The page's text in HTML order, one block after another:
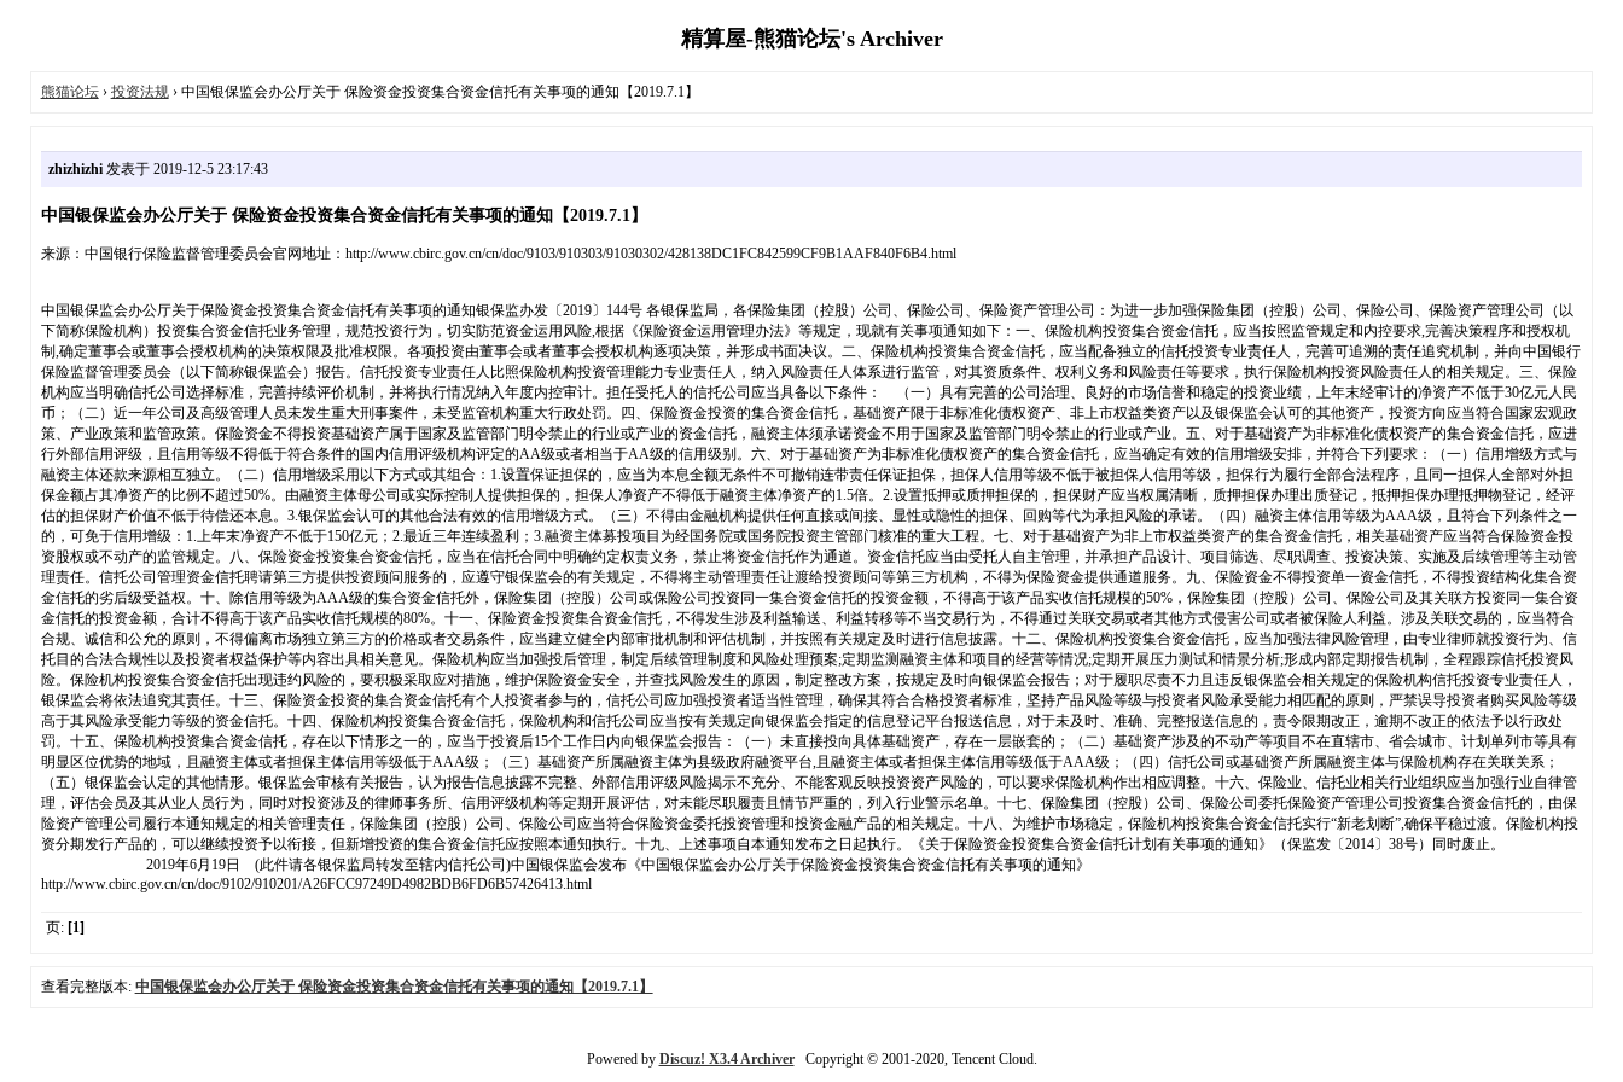
精算屋-熊猫论坛's Archiver
熊猫论坛› 投资法规› 中国银保监会办公厅关于 保险资金投资集合资金信托有关事项的通知【2019.7.1】
zhizhizhi发表于 2019-12-5 23:17:43
中国银保监会办公厅关于 保险资金投资集合资金信托有关事项的通知【2019.7.1】
来源：中国银行保险监督管理委员会官网地址：http://www.cbirc.gov.cn/cn/doc/9103/910303/91030302/428138DC1FC842599CF9B1AAF840F6B4.html
中国银保监会办公厅关于保险资金投资集合资金信托有关事项的通知银保监办发〔2019〕144号 各银保监局，各保险集团（控股）公司、保险公司、保险资产管理公司：为进一步加强保险集团（控股）公司、保险公司、保险资产管理公司（以
下简称保险机构）投资集合资金信托业务管理，规范投资行为，切实防范资金运用风险,根据《保险资金运用管理办法》等规定，现就有关事项通知如下：一、保险机构投资集合资金信托，应当按照监管规定和内控要求,完善决策程序和授权机
制,确定董事会或董事会授权机构的决策权限及批准权限。各项投资由董事会或者董事会授权机构逐项决策，并形成书面决议。二、保险机构投资集合资金信托，应当配备独立的信托投资专业责任人，完善可追溯的责任追究机制，并向中国银行
保险监督管理委员会（以下简称银保监会）报告。信托投资专业责任人比照保险机构投资管理能力专业责任人，纳入风险责任人体系进行监管，对其资质条件、权利义务和风险责任等要求，执行保险机构投资风险责任人的相关规定。三、保险
机构应当明确信托公司选择标准，完善持续评价机制，并将执行情况纳入年度内控审计。担任受托人的信托公司应当具备以下条件： （一）具有完善的公司治理、良好的市场信誉和稳定的投资业绩，上年末经审计的净资产不低于30亿元人民
币；（二）近一年公司及高级管理人员未发生重大刑事案件，未受监管机构重大行政处罚。四、保险资金投资的集合资金信托，基础资产限于非标准化债权资产、非上市权益类资产以及银保监会认可的其他资产，投资方向应当符合国家宏观政
策、产业政策和监管政策。保险资金不得投资基础资产属于国家及监管部门明令禁止的行业或产业的资金信托，融资主体须承诺资金不用于国家及监管部门明令禁止的行业或产业。五、对于基础资产为非标准化债权资产的集合资金信托，应进
行外部信用评级，且信用等级不得低于符合条件的国内信用评级机构评定的AA级或者相当于AA级的信用级别。六、对于基础资产为非标准化债权资产的集合资金信托，应当确定有效的信用增级安排，并符合下列要求：（一）信用增级方式与
融资主体还款来源相互独立。（二）信用增级采用以下方式或其组合：1.设置保证担保的，应当为本息全额无条件不可撤销连带责任保证担保，担保人信用等级不低于被担保人信用等级，担保行为履行全部合法程序，且同一担保人全部对外担
保金额占其净资产的比例不超过50%。由融资主体母公司或实际控制人提供担保的，担保人净资产不得低于融资主体净资产的1.5倍。2.设置抵押或质押担保的，担保财产应当权属清晰，质押担保办理出质登记，抵押担保办理抵押物登记，经评
估的担保财产价值不低于待偿还本息。3.银保监会认可的其他合法有效的信用增级方式。（三）不得由金融机构提供任何直接或间接、显性或隐性的担保、回购等代为承担风险的承诺。（四）融资主体信用等级为AAA级，且符合下列条件之一
的，可免于信用增级：1.上年末净资产不低于150亿元；2.最近三年连续盈利；3.融资主体募投项目为经国务院或国务院投资主管部门核准的重大工程。七、对于基础资产为非上市权益类资产的集合资金信托，相关基础资产应当符合保险资金投
资股权或不动产的监管规定。八、保险资金投资集合资金信托，应当在信托合同中明确约定权责义务，禁止将资金信托作为通道。资金信托应当由受托人自主管理，并承担产品设计、项目筛选、尽职调查、投资决策、实施及后续管理等主动管
理责任。信托公司管理资金信托聘请第三方提供投资顾问服务的，应遵守银保监会的有关规定，不得将主动管理责任让渡给投资顾问等第三方机构，不得为保险资金提供通道服务。九、保险资金不得投资单一资金信托，不得投资结构化集合资
金信托的劣后级受益权。十、除信用等级为AAA级的集合资金信托外，保险集团（控股）公司或保险公司投资同一集合资金信托的投资金额，不得高于该产品实收信托规模的50%，保险集团（控股）公司、保险公司及其关联方投资同一集合资
金信托的投资金额，合计不得高于该产品实收信托规模的80%。十一、保险资金投资集合资金信托，不得发生涉及利益输送、利益转移等不当交易行为，不得通过关联交易或者其他方式侵害公司或者被保险人利益。涉及关联交易的，应当符合
合规、诚信和公允的原则，不得偏离市场独立第三方的价格或者交易条件，应当建立健全内部审批机制和评估机制，并按照有关规定及时进行信息披露。十二、保险机构投资集合资金信托，应当加强法律风险管理，由专业律师就投资行为、信
托目的合法合规性以及投资者权益保护等内容出具相关意见。保险机构应当加强投后管理，制定后续管理制度和风险处理预案;定期监测融资主体和项目的经营等情况;定期开展压力测试和情景分析;形成内部定期报告机制，全程跟踪信托投资风
险。保险机构投资集合资金信托出现违约风险的，要积极采取应对措施，维护保险资金安全，并查找风险发生的原因，制定整改方案，按规定及时向银保监会报告；对于履职尽责不力且违反银保监会相关规定的保险机构信托投资专业责任人，
银保监会将依法追究其责任。十三、保险资金投资的集合资金信托有个人投资者参与的，信托公司应加强投资者适当性管理，确保其符合合格投资者标准，坚持产品风险等级与投资者风险承受能力相匹配的原则，严禁误导投资者购买风险等级
高于其风险承受能力等级的资金信托。十四、保险机构投资集合资金信托，保险机构和信托公司应当按有关规定向银保监会指定的信息登记平台报送信息，对于未及时、准确、完整报送信息的，责令限期改正，逾期不改正的依法予以行政处
罚。十五、保险机构投资集合资金信托，存在以下情形之一的，应当于投资后15个工作日内向银保监会报告：（一）未直接投向具体基础资产，存在一层嵌套的；（二）基础资产涉及的不动产等项目不在直辖市、省会城市、计划单列市等具有
明显区位优势的地域，且融资主体或者担保主体信用等级低于AAA级；（三）基础资产所属融资主体为县级政府融资平台,且融资主体或者担保主体信用等级低于AAA级；（四）信托公司或基础资产所属融资主体与保险机构存在关联关系；
（五）银保监会认定的其他情形。银保监会审核有关报告，认为报告信息披露不完整、外部信用评级风险揭示不充分、不能客观反映投资资产风险的，可以要求保险机构作出相应调整。十六、保险业、信托业相关行业组织应当加强行业自律管
理，评估会员及其从业人员行为，同时对投资涉及的律师事务所、信用评级机构等定期开展评估，对未能尽职履责且情节严重的，列入行业警示名单。十七、保险集团（控股）公司、保险公司委托保险资产管理公司投资集合资金信托的，由保
险资产管理公司履行本通知规定的相关管理责任，保险集团（控股）公司、保险公司应当符合保险资金委托投资管理和投资金融产品的相关规定。十八、为维护市场稳定，保险机构投资集合资金信托实行“新老划断”,确保平稳过渡。保险机构投
资分期发行产品的，可以继续投资予以衔接，但新增投资的集合资金信托应按照本通知执行。十九、上述事项自本通知发布之日起执行。《关于保险资金投资集合资金信托计划有关事项的通知》（保监发〔2014〕38号）同时废止。
2019年6月19日 (此件请各银保监局转发至辖内信托公司)中国银保监会发布《中国银保监会办公厅关于保险资金投资集合资金信托有关事项的通知》
http://www.cbirc.gov.cn/cn/doc/9102/910201/A26FCC97249D4982BDB6FD6B57426413.html
页: [1]
查看完整版本: 中国银保监会办公厅关于 保险资金投资集合资金信托有关事项的通知【2019.7.1】
Powered by Discuz! X3.4 ArchiverCopyright © 2001-2020, Tencent Cloud.